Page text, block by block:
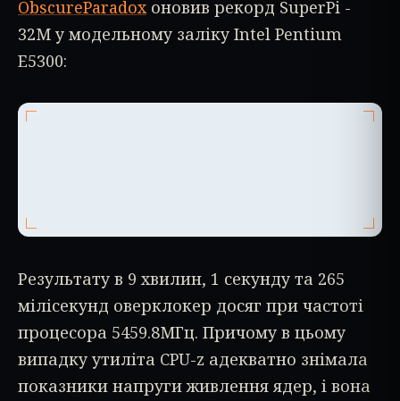
ObscureParadoxоновив рекорд SuperPi -
32M у модельному заліку Intel Pentium
E5300:
Результату в 9 хвилин, 1 секунду та 265
мілісекунд оверклокер досяг при частоті
процесора 5459.8МГц. Причому в цьому
випадку утиліта CPU-z адекватно знімала
показники напруги живлення ядер, і вона